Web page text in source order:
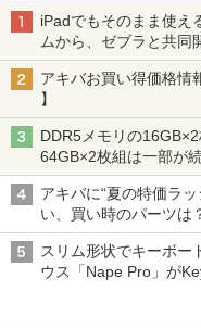
iPadでもそのまま使え
ムから、ゼブラと共同
アキバお買い得価格情
】
DDR5メモリの
64GB×2枚組は一部が
アキバに“夏の特価ラ
い、買い時のパーツは
スリム形状でキーボー
ウス「Nape Pro」が